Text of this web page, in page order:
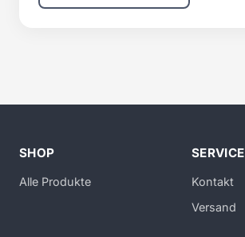
SHOP
Alle Produkte
SERVICE
Kontakt
Versand